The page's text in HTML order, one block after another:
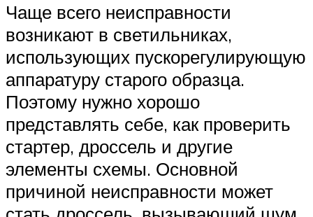
Чаще всего неисправности
возникают в светильниках,
использующих пускорегулирующую
аппаратуру старого образца.
Поэтому нужно хорошо
представлять себе, как проверить
стартер, дроссель и другие
элементы схемы. Основной
причиной неисправности может